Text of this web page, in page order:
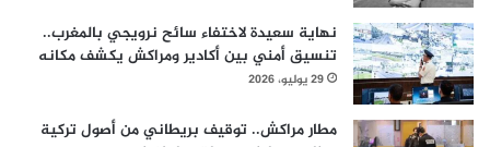
نهاية سعيدة لاختفاء سائح نرويجي بالمغرب..
تنسيق أمني بين أكادير ومراكش يكشف مكانه
29 يوليو، 2026
مطار مراكش.. توقيف بريطاني من أصول تركية